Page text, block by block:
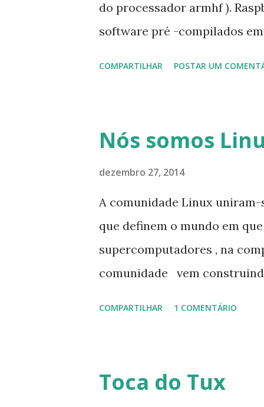
tem que fazer tal usando
do processador armhf ).
software pré -compilados
uma distribuição para a
com as versões dos
utilizado no Raspberry Pi (
ARMv6 do Raspberry Pi) .
férias e mesmo assim foi
uma distribuição baseada
COMPARTILHAR POSTAR UM
Nós somos
dezembro 27, 2014
A comunidade Linux uniram-
que definem o mundo em
supercomputadores , na
comunidade vem
COMPARTILHAR 1 COMENTÁRIO
Toca do Tux